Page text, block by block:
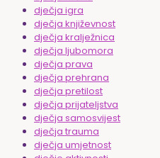
dječja igra
dječja književnost
dječja kralježnica
dječja ljubomora
dječja prava
dječja prehrana
dječja pretilost
dječja prijateljstva
dječja samosvijest
dječja trauma
dječja umjetnost